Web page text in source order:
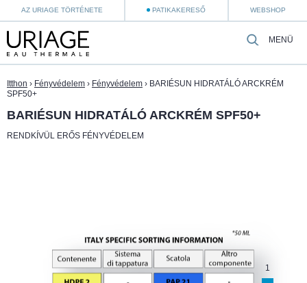
AZ URIAGE TÖRTÉNETE PATIKAKERESŐ WEBSHOP
MENÜ
Itthon › Fényvédelem › Fényvédelem › BARIÉSUN HIDRATÁLÓ ARCKRÉM
SPF50+
BARIÉSUN HIDRATÁLÓ ARCKRÉM SPF50+
RENDKÍVÜL ERŐS FÉNYVÉDELEM
1